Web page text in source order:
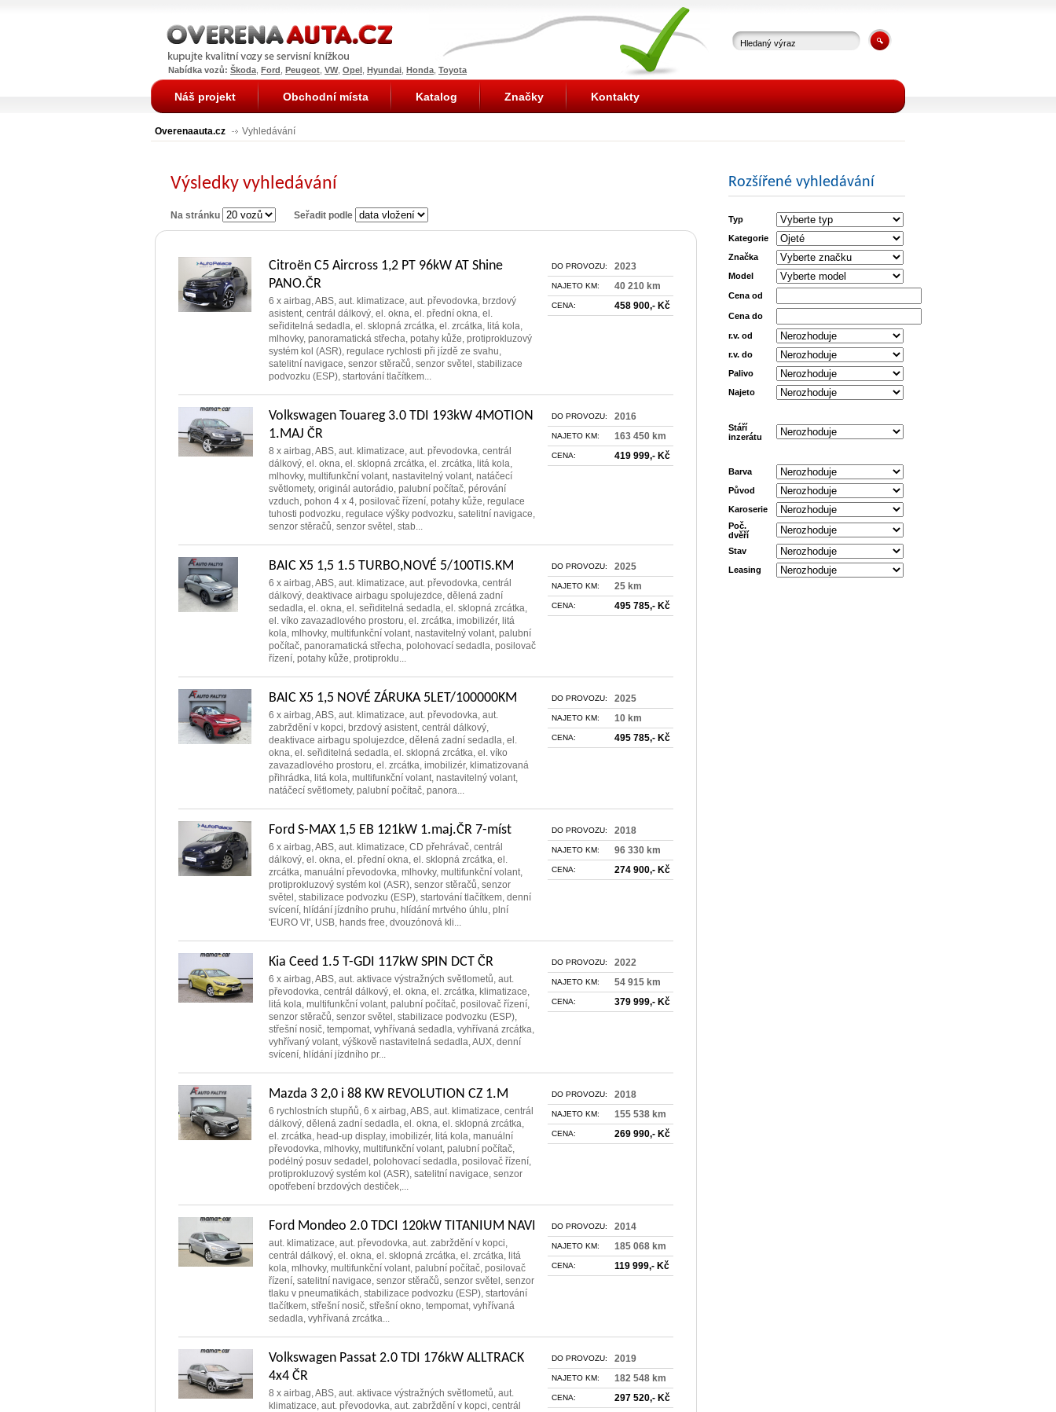
Overenaauta.cz Vyhledávání
Výsledky vyhledávání
Na stránku Seřadit podle
Citroën C5 Aircross 1,2 PT 96kW AT Shine
PANO.ČR
6 x airbag, ABS, aut. klimatizace, aut. převodovka, brzdový
asistent, centrál dálkový, el. okna, el. přední okna, el.
seřiditelná sedadla, el. sklopná zrcátka, el. zrcátka, litá kola,
mlhovky, panoramatická střecha, potahy kůže, protiprokluzový
systém kol (ASR), regulace rychlosti při jízdě ze svahu,
satelitní navigace, senzor stěračů, senzor světel, stabilizace
podvozku (ESP), startování tlačítkem...
DO PROVOZU: 2023
NAJETO KM: 40 210 km
CENA: 458 900,- Kč
Volkswagen Touareg 3.0 TDI 193kW 4MOTION
1.MAJ ČR
8 x airbag, ABS, aut. klimatizace, aut. převodovka, centrál
dálkový, el. okna, el. sklopná zrcátka, el. zrcátka, litá kola,
mlhovky, multifunkční volant, nastavitelný volant, natáčecí
světlomety, originál autorádio, palubní počítač, pérování
vzduch, pohon 4 x 4, posilovač řízení, potahy kůže, regulace
tuhosti podvozku, regulace výšky podvozku, satelitní navigace,
senzor stěračů, senzor světel, stab...
DO PROVOZU: 2016
NAJETO KM: 163 450 km
CENA: 419 999,- Kč
BAIC X5 1,5 1.5 TURBO,NOVÉ 5/100TIS.KM
6 x airbag, ABS, aut. klimatizace, aut. převodovka, centrál
dálkový, deaktivace airbagu spolujezdce, dělená zadní
sedadla, el. okna, el. seřiditelná sedadla, el. sklopná zrcátka,
el. víko zavazadlového prostoru, el. zrcátka, imobilizér, litá
kola, mlhovky, multifunkční volant, nastavitelný volant, palubní
počítač, panoramatická střecha, polohovací sedadla, posilovač
řízení, potahy kůže, protiproklu...
DO PROVOZU: 2025
NAJETO KM: 25 km
CENA: 495 785,- Kč
BAIC X5 1,5 NOVÉ ZÁRUKA 5LET/100000KM
6 x airbag, ABS, aut. klimatizace, aut. převodovka, aut.
zabrždění v kopci, brzdový asistent, centrál dálkový,
deaktivace airbagu spolujezdce, dělená zadní sedadla, el.
okna, el. seřiditelná sedadla, el. sklopná zrcátka, el. víko
zavazadlového prostoru, el. zrcátka, imobilizér, klimatizovaná
přihrádka, litá kola, multifunkční volant, nastavitelný volant,
natáčecí světlomety, palubní počítač, panora...
DO PROVOZU: 2025
NAJETO KM: 10 km
CENA: 495 785,- Kč
Ford S-MAX 1,5 EB 121kW 1.maj.ČR 7-míst
6 x airbag, ABS, aut. klimatizace, CD přehrávač, centrál
dálkový, el. okna, el. přední okna, el. sklopná zrcátka, el.
zrcátka, manuální převodovka, mlhovky, multifunkční volant,
protiprokluzový systém kol (ASR), senzor stěračů, senzor
světel, stabilizace podvozku (ESP), startování tlačítkem, denní
svícení, hlídání jízdního pruhu, hlídání mrtvého úhlu, plní
'EURO VI', USB, hands free, dvouzónová kli...
DO PROVOZU: 2018
NAJETO KM: 96 330 km
CENA: 274 900,- Kč
Kia Ceed 1.5 T-GDI 117kW SPIN DCT ČR
6 x airbag, ABS, aut. aktivace výstražných světlometů, aut.
převodovka, centrál dálkový, el. okna, el. zrcátka, klimatizace,
litá kola, multifunkční volant, palubní počítač, posilovač řízení,
senzor stěračů, senzor světel, stabilizace podvozku (ESP),
střešní nosič, tempomat, vyhřívaná sedadla, vyhřívaná zrcátka,
vyhřívaný volant, výškově nastavitelná sedadla, AUX, denní
svícení, hlídání jízdního pr...
DO PROVOZU: 2022
NAJETO KM: 54 915 km
CENA: 379 999,- Kč
Mazda 3 2,0 i 88 KW REVOLUTION CZ 1.M
6 rychlostních stupňů, 6 x airbag, ABS, aut. klimatizace, centrál
dálkový, dělená zadní sedadla, el. okna, el. sklopná zrcátka,
el. zrcátka, head-up display, imobilizér, litá kola, manuální
převodovka, mlhovky, multifunkční volant, palubní počítač,
podélný posuv sedadel, polohovací sedadla, posilovač řízení,
protiprokluzový systém kol (ASR), satelitní navigace, senzor
opotřebení brzdových destiček,...
DO PROVOZU: 2018
NAJETO KM: 155 538 km
CENA: 269 990,- Kč
Ford Mondeo 2.0 TDCI 120kW TITANIUM NAVI
aut. klimatizace, aut. převodovka, aut. zabrždění v kopci,
centrál dálkový, el. okna, el. sklopná zrcátka, el. zrcátka, litá
kola, mlhovky, multifunkční volant, palubní počítač, posilovač
řízení, satelitní navigace, senzor stěračů, senzor světel, senzor
tlaku v pneumatikách, stabilizace podvozku (ESP), startování
tlačítkem, střešní nosič, střešní okno, tempomat, vyhřívaná
sedadla, vyhřívaná zrcátka...
DO PROVOZU: 2014
NAJETO KM: 185 068 km
CENA: 119 999,- Kč
Volkswagen Passat 2.0 TDI 176kW ALLTRACK
4x4 ČR
8 x airbag, ABS, aut. aktivace výstražných světlometů, aut.
klimatizace, aut. převodovka, aut. zabrždění v kopci, centrál
DO PROVOZU: 2019
NAJETO KM: 182 548 km
CENA: 297 520,- Kč
Rozšířené vyhledávání
Typ
Kategorie
Značka
Model
Cena od
Cena do
r.v. od
r.v. do
Palivo
Najeto
Stáří
inzerátu
Barva
Původ
Karoserie
Poč.
dvěří
Stav
Leasing
Nabídka vozů: Škoda Ford Peugeot VW, Opel Hyundai Honda Toyota
Náš projekt Obchodní místa Katalog Značky Kontakty